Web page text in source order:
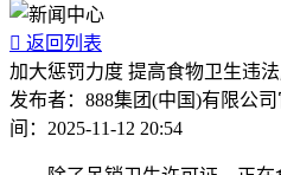
 返回列表
加大惩罚力度 提高食物卫生违
发布者： 888集团(中国)有限公
间： 2025-11-12 20:54